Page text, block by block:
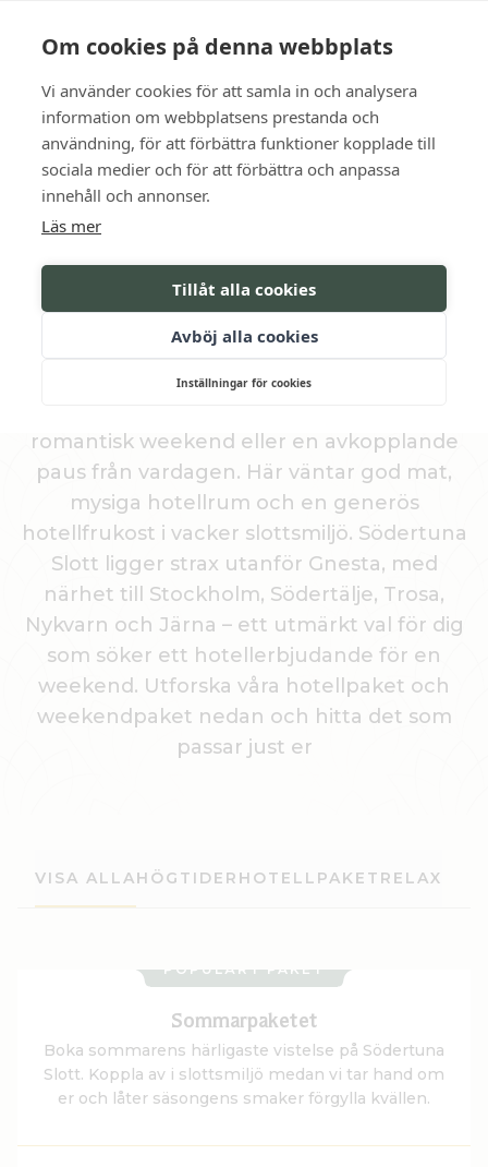
Om cookies på denna webbplats
Vi använder cookies för att samla in och analysera
information om webbplatsens prestanda och
användning, för att förbättra funktioner kopplade till
sociala medier och för att förbättra och anpassa
innehåll och annonser.
Läs mer
Tillåt alla cookies
Avböj alla cookies
Inställningar för cookies
BOKA
HOTELL
ERBJUDANDE OCH
WEEKEND
Nedan finner ni våra weekendpaket och
romantisk weekend eller en avkopplande
paus från vardagen. Här väntar god mat,
mysiga hotellrum och en generös
hotellfrukost i vacker slottsmiljö. Södertuna
Slott ligger strax utanför Gnesta, med
närhet till Stockholm, Södertälje, Trosa,
Nykvarn och Järna – ett utmärkt val för dig
som söker ett hotellerbjudande för en
weekend. Utforska våra hotellpaket och
weekendpaket nedan och hitta det som
passar just er
VISA ALLAHÖGTIDER HOTELLPAKET RELAX
POPULÄRT PAKET
Sommarpaketet
Boka sommarens härligaste vistelse på Södertuna
Slott. Koppla av i slottsmiljö medan vi tar hand om
er och låter säsongens smaker förgylla kvällen.